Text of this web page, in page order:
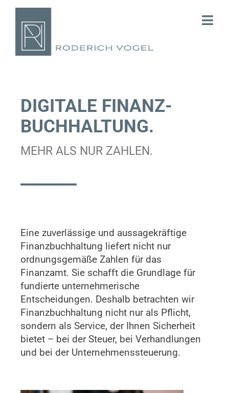
Skip
content
Kanzlei
Steuerberatung
Consulting
DIGITALE FINANZ­
BUCHHALTUNG.
MEHR ALS NUR ZAHLEN.
Eine zuverlässige und aussagekräftige
Finanzbuchhaltung liefert nicht nur
ordnungsgemäße Zahlen für das
Finanzamt. Sie schafft die Grundlage für
fundierte unternehmerische
Entscheidungen. Deshalb betrachten wir
Finanzbuchhaltung nicht nur als Pflicht,
sondern als Service, der Ihnen Sicherheit
bietet – bei der Steuer, bei Verhandlungen
und bei der Unternehmenssteuerung.